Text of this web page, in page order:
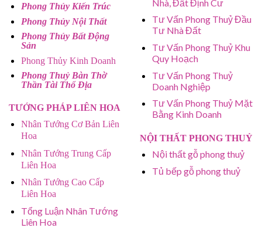
Phong Thủy Kiến Trúc
Phong Thủy Nội Thất
Phong Thủy Bất Động
Sản
Phong Thủy Kinh Doanh
Phong Thuỷ Bàn Thờ
Thần Tài Thổ Địa
TƯỚNG PHÁP LIÊN HOA
Nhân Tướng Cơ Bản Liên
Hoa
Nhân Tướng Trung Cấp
Liên Hoa
Nhân Tướng Cao Cấp
Liên Hoa
Tổng Luận Nhân Tướng
Liên Hoa
Nhà, Đất Định Cư
Tư Vấn Phong Thuỷ Đầu
Tư Nhà Đất
Tư Vấn Phong Thuỷ Khu
Quy Hoạch
Tư Vấn Phong Thuỷ
Doanh Nghiệp
Tư Vấn Phong Thuỷ Mặt
Bằng Kinh Doanh
NỘI THẤT PHONG THUỶ
Nội thất gỗ phong thuỷ
Tủ bếp gỗ phong thuỷ